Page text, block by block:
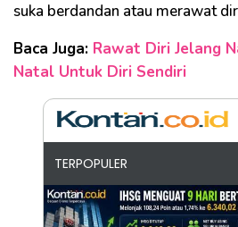
suka berdandan atau merawat
Baca Juga: Rawat Diri Jelang
Natal Untuk Diri Sendiri
TERPOPULER